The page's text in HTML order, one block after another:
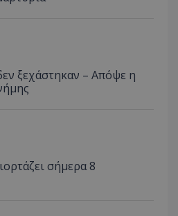
ξεχάστηκαν – Απόψε η
σήμερα 8